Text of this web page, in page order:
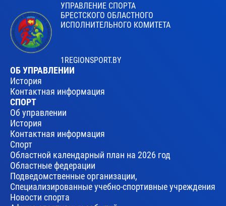
УПРАВЛЕНИЕ СПОРТА
БРЕСТСКОГО ОБЛАСТНОГО
ИСПОЛНИТЕЛЬНОГО КОМИТЕТА
1REGIONSPORT.BY
ОБ УПРАВЛЕНИИ
История
Контактная информация
СПОРТ
Об управлении
История
Контактная информация
Спорт
Областной календарный план на 2026 год
Областные федерации
Подведомственные организации,
Специализированные учебно-спортивные учреждения
Новости спорта